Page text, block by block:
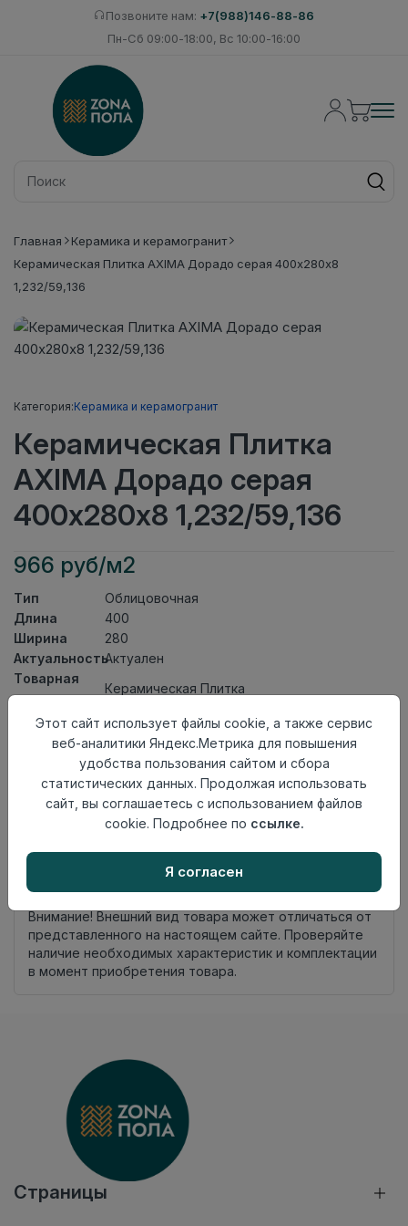
Позвоните нам: +7(988)146-88-86
Пн-Сб 09:00-18:00, Вс 10:00-16:00
Главная
Керамика и керамогранит
Керамическая Плитка AXIMA Дорадо серая 400х280х8
1,232/59,136
Категория:Керамика и керамогранит
Керамическая Плитка
AXIMA Дорадо серая
400х280х8 1,232/59,136
966 руб/м2
Тип
Облицовочная
Длина
400
Ширина
280
АктуальностьАктуален
Товарная
группа
Керамическая Плитка
Толщина
8
Поверхностьматовая
происхождения
Россия
Номер
Книга с коллекциями
Осталось34 упак
Внимание! Внешний вид товара может отличаться от
представленного на настоящем сайте. Проверяйте
наличие необходимых характеристик и комплектации
в момент приобретения товара.
Страницы
Этот сайт использует файлы cookie, а также сервис
веб-аналитики Яндекс.Метрика для повышения
удобства пользования сайтом и сбора
статистических данных. Продолжая использовать
сайт, вы соглашаетесь с использованием файлов
cookie. Подробнее по ссылке.
Я согласен